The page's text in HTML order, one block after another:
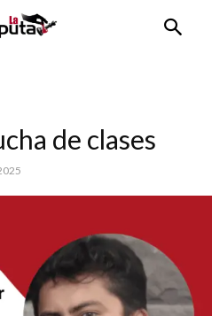
de clases